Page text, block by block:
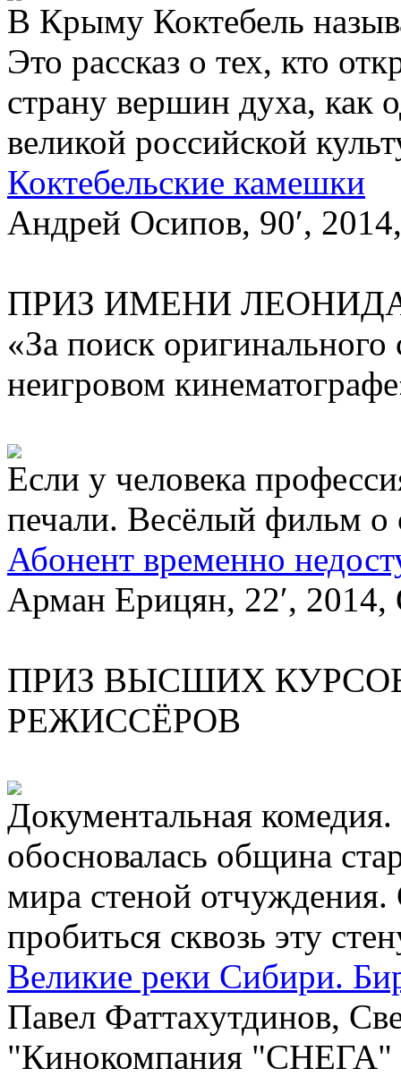
В Крыму Коктебель
Это рассказ о тех, кто
страну вершин духа, как
великой российской
Коктебельские камeшки
Андрей Осипов, 90′,
ПРИЗ ИМЕНИ
«За поиск
неигровом
Если у человека
печали. Весёлый фильм о
Абонент временно
Арман Ерицян, 22′,
ПРИЗ ВЫСШИХ
РЕЖИССЁРОВ
Документальная
обосновалась община
мира стеной отчуждения.
пробиться сквозь эту
Великие реки Сибири.
Павел Фаттахутдинов,
"Кинокомпания "СНЕГА"